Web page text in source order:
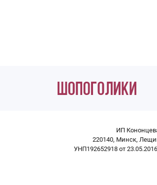
ИП
220140, Минск,
УНП192652918 от